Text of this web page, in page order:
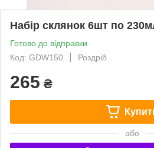
Набір склянок 6шт по
Готово до відправки
Код: GDW150
Роздріб
265 ₴
або